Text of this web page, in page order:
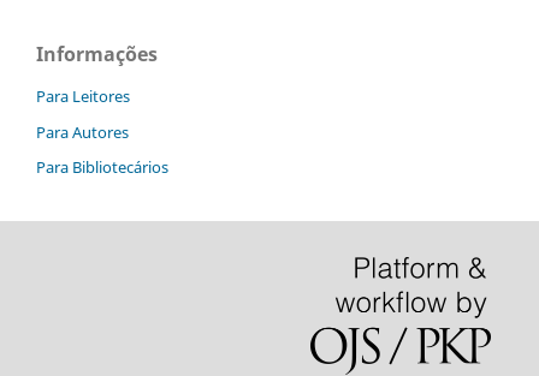
Informações
Para Leitores
Para Autores
Para Bibliotecários